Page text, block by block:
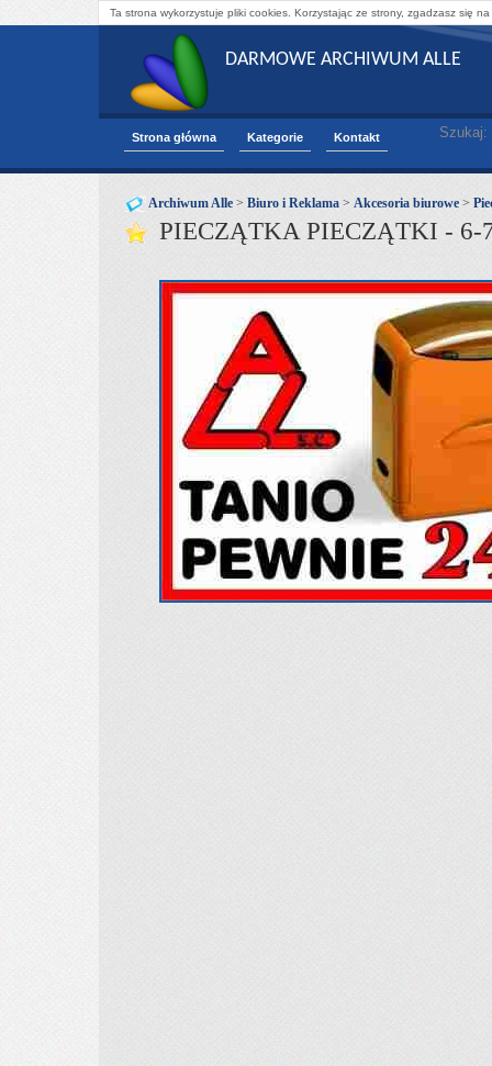
Ta strona wykorzystuje pliki cookies. Korzystając ze strony, zgadzasz się
DARMOWE ARCHIWUM ALLE
Strona główna Kategorie Kontakt Szukaj:
Archiwum Alle > Biuro i Reklama > Akcesoria biurowe >
PIECZĄTKA PIECZĄTKI - 6-